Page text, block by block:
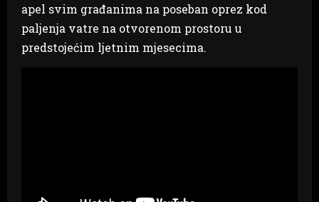
apel svim građanima na poseban oprez kod
paljenja vatre na otvorenom prostoru u
predstojećim ljetnim mjesecima.